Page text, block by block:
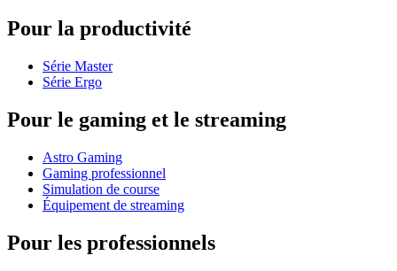
Pour la productivité
Série Master
Série Ergo
Pour le gaming et le streaming
Astro Gaming
Gaming professionnel
Simulation de course
Équipement de streaming
Pour les professionnels